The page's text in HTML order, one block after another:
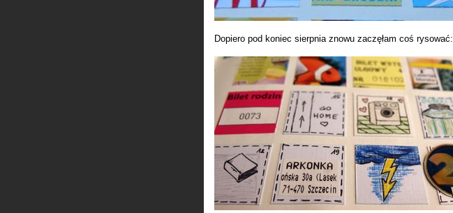
Dopiero pod koniec sierpnia znowu zaczęłam coś rysować: